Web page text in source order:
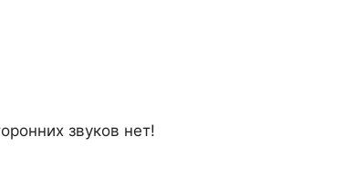
звуков нет!